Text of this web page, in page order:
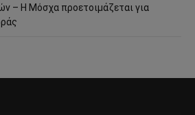
– Η Μόσχα προετοιμάζεται για